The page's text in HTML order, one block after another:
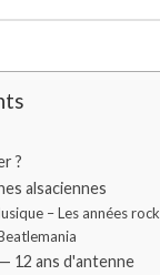
?
alsaciennes
– Les années rock
12 ans d'antenne